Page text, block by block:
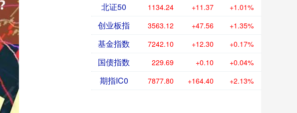
北证50 1134.24 +11.37 +1.01%
创业板指 3563.12 +47.56 +1.35%
基金指数 7242.10 +12.30 +0.17%
国债指数 229.69 +0.10 +0.04%
期指IC0 7877.80 +164.40 +2.13%